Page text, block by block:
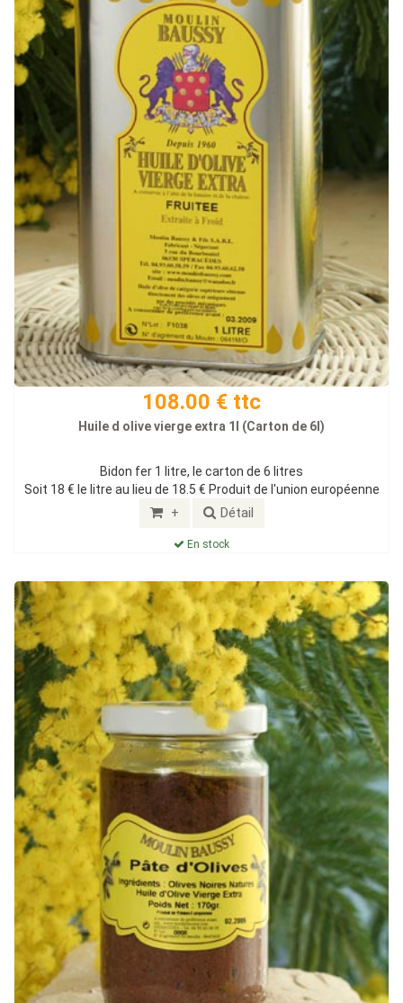
108.00 € ttc
Huile d olive vierge extra 1l (Carton de 6l)
Bidon fer 1 litre, le carton de 6 litres
Soit 18 € le litre au lieu de 18.5 € Produit de l'union européenne
+ Détail
En stock